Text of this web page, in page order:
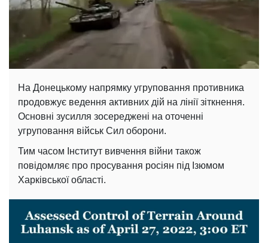
На Донецькому напрямку угруповання противника
продовжує ведення активних дій на лінії зіткнення.
Основні зусилля зосереджені на оточенні
угруповання військ Сил оборони.
Тим часом Інститут вивчення війни також
повідомляє про просування росіян під Ізюмом
Харківської області.